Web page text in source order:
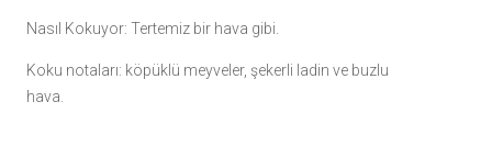
Nasıl Kokuyor: Tertemiz bir hava gibi.
Koku notaları: köpüklü meyveler, şekerli ladin ve buzlu
hava.